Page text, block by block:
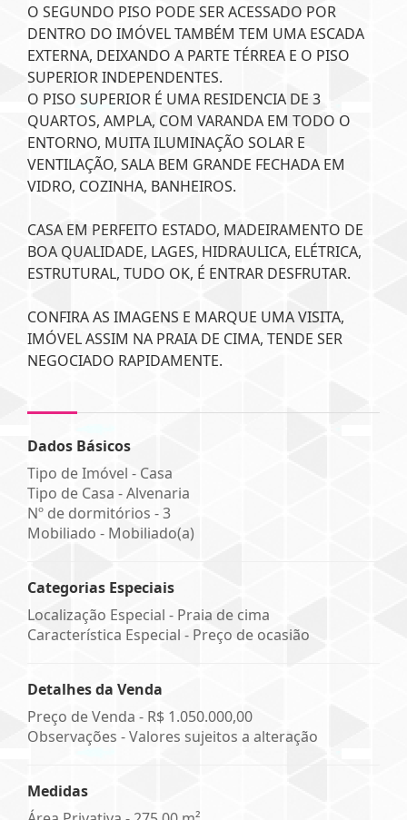
O SEGUNDO PISO PODE SER ACESSADO POR
DENTRO DO IMÓVEL TAMBÉM TEM UMA ESCADA
EXTERNA, DEIXANDO A PARTE TÉRREA E O PISO
SUPERIOR INDEPENDENTES.
O PISO SUPERIOR É UMA RESIDENCIA DE 3
QUARTOS, AMPLA, COM VARANDA EM TODO O
ENTORNO, MUITA ILUMINAÇÃO SOLAR E
VENTILAÇÃO, SALA BEM GRANDE FECHADA EM
VIDRO, COZINHA, BANHEIROS.
CASA EM PERFEITO ESTADO, MADEIRAMENTO DE
BOA QUALIDADE, LAGES, HIDRAULICA, ELÉTRICA,
ESTRUTURAL, TUDO OK, É ENTRAR DESFRUTAR.
CONFIRA AS IMAGENS E MARQUE UMA VISITA,
IMÓVEL ASSIM NA PRAIA DE CIMA, TENDE SER
NEGOCIADO RAPIDAMENTE.
Dados Básicos
Tipo de Imóvel - Casa
Tipo de Casa - Alvenaria
Nº de dormitórios - 3
Mobiliado - Mobiliado(a)
Categorias Especiais
Localização Especial - Praia de cima
Característica Especial - Preço de ocasião
Detalhes da Venda
Preço de Venda - R$ 1.050.000,00
Observações - Valores sujeitos a alteração
Medidas